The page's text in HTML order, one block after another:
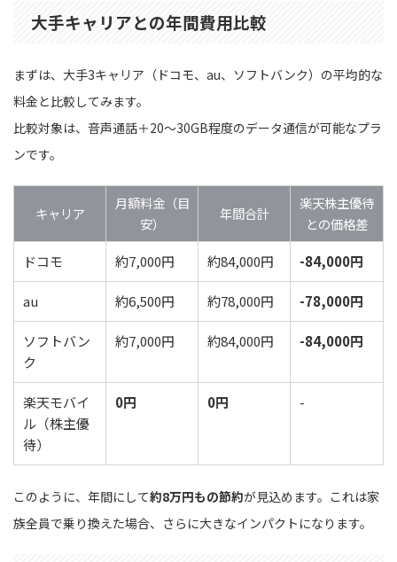
大手キャリアとの年間費用比較
まずは、大手3キャリア（ドコモ、au、ソフトバンク）の平均的な
料金と比較してみます。
比較対象は、音声通話＋20〜30GB程度のデータ通信が可能なプラ
ンです。
キャリア
月額料金（目
安）
年間合計
楽天株主優待
との価格差
ドコモ
約7,000円 約84,000円 -84,000円
au 約6,500円 約78,000円 -78,000円
ソフトバン
ク
約7,000円 約84,000円 -84,000円
楽天モバイ
ル（株主優
待）
0円 0円 -
このように、年間にして約8万円もの節約が見込めます。これは家
族全員で乗り換えた場合、さらに大きなインパクトになります。